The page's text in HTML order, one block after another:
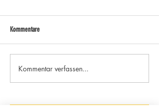
Kommentare
Kommentar verfassen...